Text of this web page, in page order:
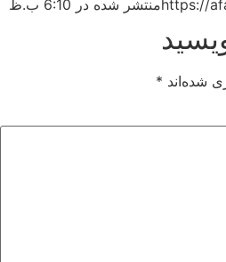
منتشر شده در 6:10 ب.ظ
شده‌اند *